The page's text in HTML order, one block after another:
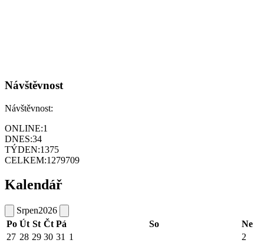
Návštěvnost
Návštěvnost:
ONLINE:1
DNES:34
TÝDEN:1375
CELKEM:1279709
Kalendář
Srpen2026
Po Út St Čt Pá So
Ne
27 28 29 30 31 1 2